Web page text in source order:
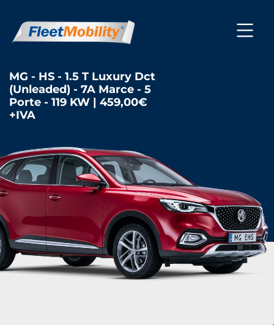
MG - HS - 1.5 T Luxury Dct
(Unleaded) - 7A Marce - 5
Porte - 119 KW | 459,00€
+IVA